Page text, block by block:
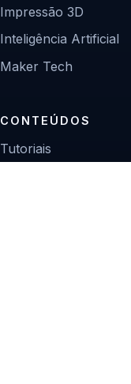
Impressão 3D
Inteligência Artificial
Maker Tech
CONTEÚDOS
Tutoriais